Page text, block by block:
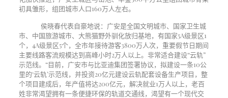
初具雏形，组团城市人口160万人左右。
侯晓春代表自豪地说：广安是全国文明城市、国家卫生城
市、中国旅游城市、大熊猫野外驯化放归基地，有国家5A级景区1
个， 4A级景区5个，全市年接待游客3800万人次，重要假节日期间
主要线路客流规模达到高峰小时2万人以上。非常适合建设“云轨”
示范线。“目前，广安市与比亚迪集团签署协议，拟建设一条10公
里的‘云轨’示范线，并投资20亿元建设云轨配套设备生产项目，整
个项目建成后，年产值将达200亿元，解决就业1万人以上，老百
姓非常渴望拥有一条便捷环保的轨道交通线，渴望有一个现代交